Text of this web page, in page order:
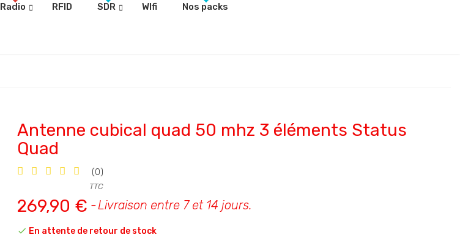
Radio RFID SDR WIfi Nos packs
Antenne cubical quad 50 mhz 3 éléments Status
Quad
(0)
269,90 €
TTC
Livraison entre 7 et 14 jours.
 En attente de retour de stock